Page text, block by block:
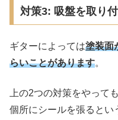
対策3: 吸盤を取り
ギターによっては塗装面
らいことがあります。
上の2つの対策をやって
個所にシールを張るとい